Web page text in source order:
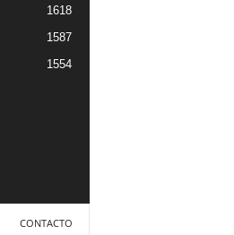
1618
1587
1554
CONTACTO